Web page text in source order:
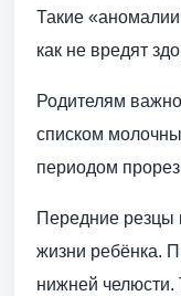
Такие
как не вредят
Родителям
списком
периодом
Передние резцы
жизни ребёнка.
нижней